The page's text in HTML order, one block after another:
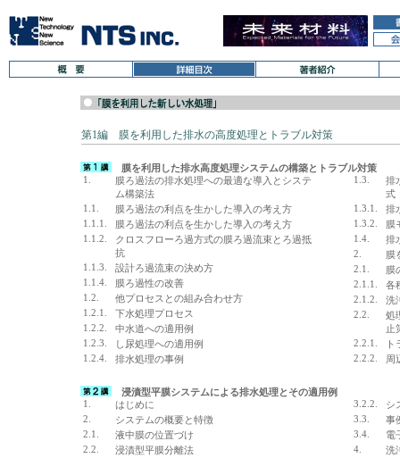
第1編 膜を利用した排水の高度処理とトラブル対策
膜を利用した排水高度処理システムの構築とトラブル対策
1.
膜ろ過法の排水処理への最適な導入とシステ
ム構築法
1.1.
膜ろ過法の利点を生かした導入の考え方
1.1.1.
膜ろ過法の利点を生かした導入の考え方
1.1.2.
クロスフローろ過方式の膜ろ過流束とろ過抵
抗
1.1.3.
設計ろ過流束の決め方
1.1.4.
膜ろ過性の改善
1.2.
他プロセスとの組み合わせ方
1.2.1.
下水処理プロセス
1.2.2.
中水道への適用例
1.2.3.
し尿処理への適用例
1.2.4.
排水処理の事例
1.3.
排
式
1.3.1.
排
1.3.2.
膜
1.4.
排
2.
膜
2.1.
膜
2.1.1.
各
2.1.2.
洗
2.2.
処
止
2.2.1.
2.2.2.
周
浸漬型平膜システムによる排水処理とその適用例
1.
はじめに
2.
システムの概要と特徴
2.1.
液中膜の位置づけ
2.2.
浸漬型平膜分離法
3.2.2.
シ
3.3.
事
3.4.
電
4.
洗